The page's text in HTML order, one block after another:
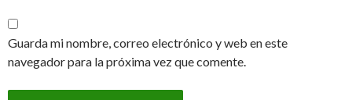
Guarda mi nombre, correo electrónico y web en este
navegador para la próxima vez que comente.